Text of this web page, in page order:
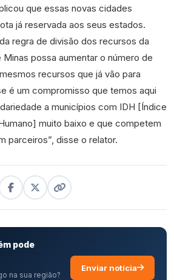
que essas novas cidades
já reservada aos seus estados.
regra de divisão dos recursos da
possa aumentar o número de
recursos que já vão para
é um compromisso que temos aqui
a municípios com IDH [Índice
muito baixo e que competem
parceiros”, disse o relator.
pode
na sua região?
Enviar notícia